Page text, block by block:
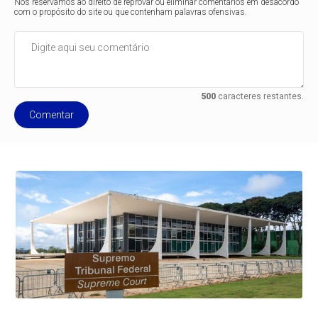
Nos reservamos ao direito de reprovar ou eliminar comentários em desacordo
com o propósito do site ou que contenham palavras ofensivas.
500caracteres restantes.
Comentar